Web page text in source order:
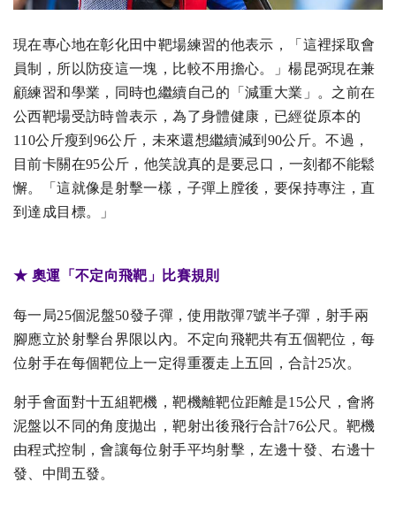
現在專心地在彰化田中靶場練習的他表示，「這裡採取會
員制，所以防疫這一塊，比較不用擔心。」楊昆弼現在兼
顧練習和學業，同時也繼續自己的「減重大業」。之前在
公西靶場受訪時曾表示，為了身體健康，已經從原本的
110公斤瘦到96公斤，未來還想繼續減到90公斤。不過，
目前卡關在95公斤，他笑說真的是要忌口，一刻都不能鬆
懈。「這就像是射擊一樣，子彈上膛後，要保持專注，直
到達成目標。」
★​ 奧運「不定向飛靶」比賽規則
每一局25個泥盤50發子彈，使用散彈7號半子彈，射手兩
腳應立於射擊台界限以內。不定向飛靶共有五個靶位，每
位射手在每個靶位上一定得重覆走上五回，合計25次。
射手會面對十五組靶機，靶機離靶位距離是15公尺，會將
泥盤以不同的角度拋出，靶射出後飛行合計76公尺。靶機
由程式控制，會讓每位射手平均射擊，左邊十發、右邊十
發、中間五發。